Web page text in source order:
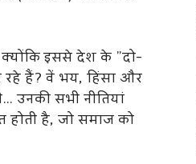
क्योंकि इससे देश के ”दो-
रहे हैं? वें भय, हिंसा और
उनकी सभी नीतियां
होती है, जो समाज को